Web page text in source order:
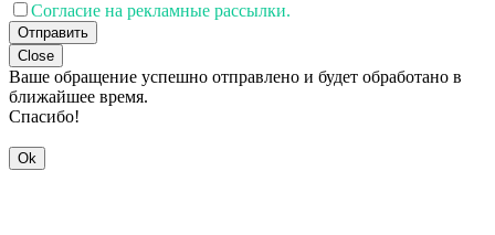
Согласие на рекламные рассылки.
Отправить
Close
Ваше обращение успешно отправлено и будет обработано в
ближайшее время.
Спасибо!
Ok